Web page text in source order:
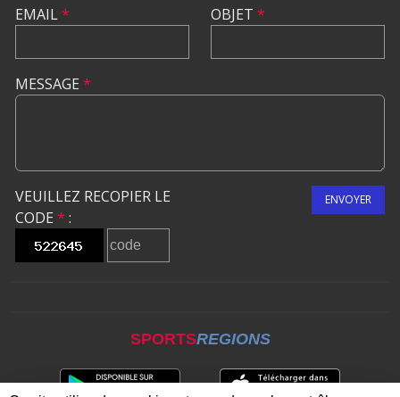
EMAIL* OBJET *
MESSAGE *
VEUILLEZ RECOPIER LE
CODE * :
ENVOYER
SPORTSREGIONS